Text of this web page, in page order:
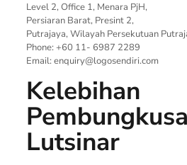
Level 2, Office 1, Menara PjH,
Persiaran Barat, Presint 2,
Putrajaya, Wilayah Persekutuan
Phone: +60 11- 6987 2289
Email: enquiry@logosendiri.com
Kelebihan
Lutsinar